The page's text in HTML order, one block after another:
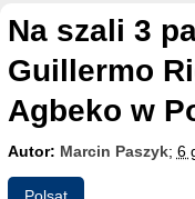
Na szali 3 pasy mistrzowskie,
Guillermo
Agbeko w
Autor: Marcin Paszyk; 6